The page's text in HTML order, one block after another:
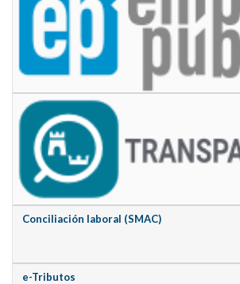
Conciliación laboral (SMAC)
e-Tributos